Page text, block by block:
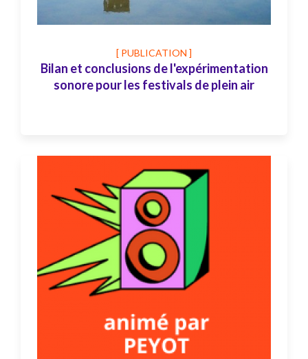
[ PUBLICATION ]
Bilan et conclusions de l'expérimentation
sonore pour les festivals de plein air